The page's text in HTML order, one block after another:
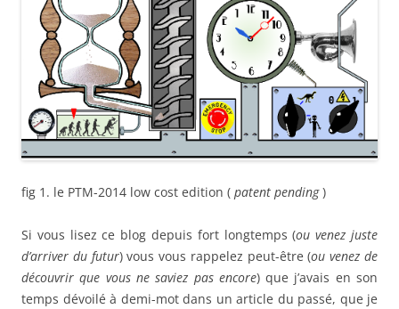
fig 1. le PTM-2014 low cost edition ( patent pending)
Si vous lisez ce blog depuis fort longtemps (ou venez juste
d’arriver du futur) vous vous rappelez peut-être (ou venez de
découvrir que vous ne saviez pas encore) que j’avais en son
temps dévoilé à demi-mot dans un article du passé, que je